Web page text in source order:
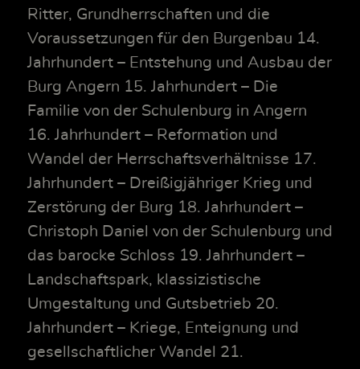
Ritter, Grundherrschaften und die
Voraussetzungen für den Burgenbau 14.
Jahrhundert – Entstehung und Ausbau der
Burg Angern 15. Jahrhundert – Die
Familie von der Schulenburg in Angern
16. Jahrhundert – Reformation und
Wandel der Herrschaftsverhältnisse 17.
Jahrhundert – Dreißigjähriger Krieg und
Zerstörung der Burg 18. Jahrhundert –
Christoph Daniel von der Schulenburg und
das barocke Schloss 19. Jahrhundert –
Landschaftspark, klassizistische
Umgestaltung und Gutsbetrieb 20.
Jahrhundert – Kriege, Enteignung und
gesellschaftlicher Wandel 21.